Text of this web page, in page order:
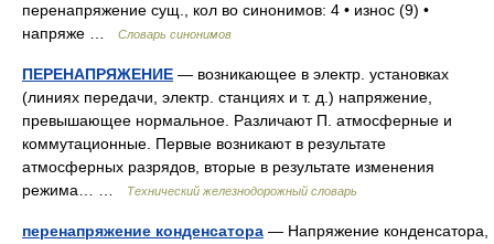
перенапряжение сущ., кол во синонимов: 4 • износ (9) •
напряже …
Словарь синонимов
ПЕРЕНАПРЯЖЕНИЕ — возникающее в электр. установках
(линиях передачи, электр. станциях и т. д.) напряжение,
превышающее нормальное. Различают П. атмосферные и
коммутационные. Первые возникают в результате
атмосферных разрядов, вторые в результате изменения
режима… …
Технический железнодорожный словарь
перенапряжение конденсатора — Напряжение конденсатора,